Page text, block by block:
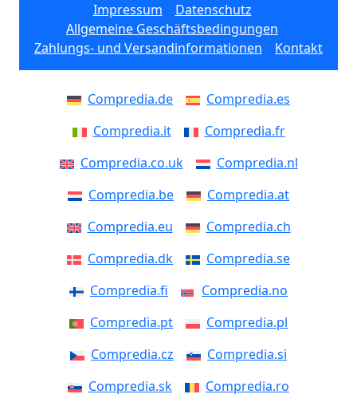
Impressum
Datenschutz
Allgemeine Geschäftsbedingungen
Zahlungs- und Versandinformationen
Kontakt
Compredia.de
Compredia.es
Compredia.it
Compredia.fr
Compredia.co.uk
Compredia.nl
Compredia.be
Compredia.at
Compredia.eu
Compredia.ch
Compredia.dk
Compredia.se
Compredia.fi
Compredia.no
Compredia.pt
Compredia.pl
Compredia.cz
Compredia.si
Compredia.sk
Compredia.ro